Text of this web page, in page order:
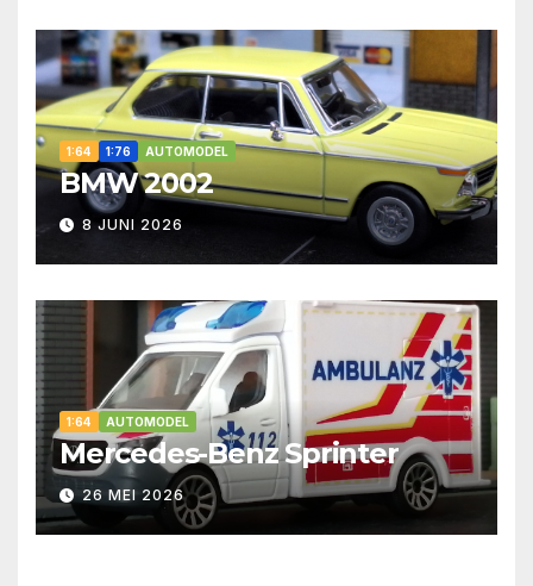
1:64 1:76 AUTOMODEL
BMW 2002
8 JUNI 2026
1:64 AUTOMODEL
Mercedes-Benz Sprinter
26 MEI 2026